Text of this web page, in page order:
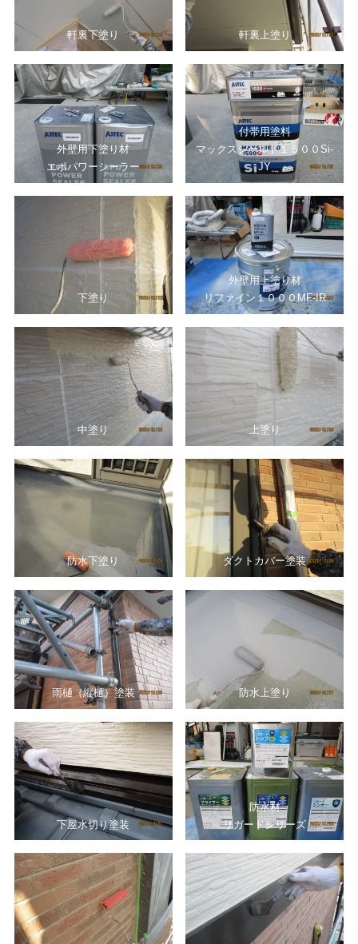
軒裏下塗り 軒裏上塗り
外壁用下塗り材
エポパワーシーラー
付帯用塗料
マックスシールド１５００Si‐
JY
下塗り
外壁用上塗り材
リファイン１０００MF‐IR
中塗り 上塗り
防水下塗り ダクトカバー塗装
雨樋（縦樋）塗装 防水上塗り
下屋水切り塗装
防水材
リガードシリーズ